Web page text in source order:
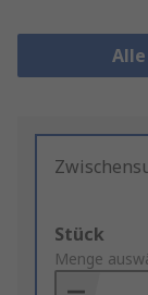
Add
to
Basket
Stück
Menge